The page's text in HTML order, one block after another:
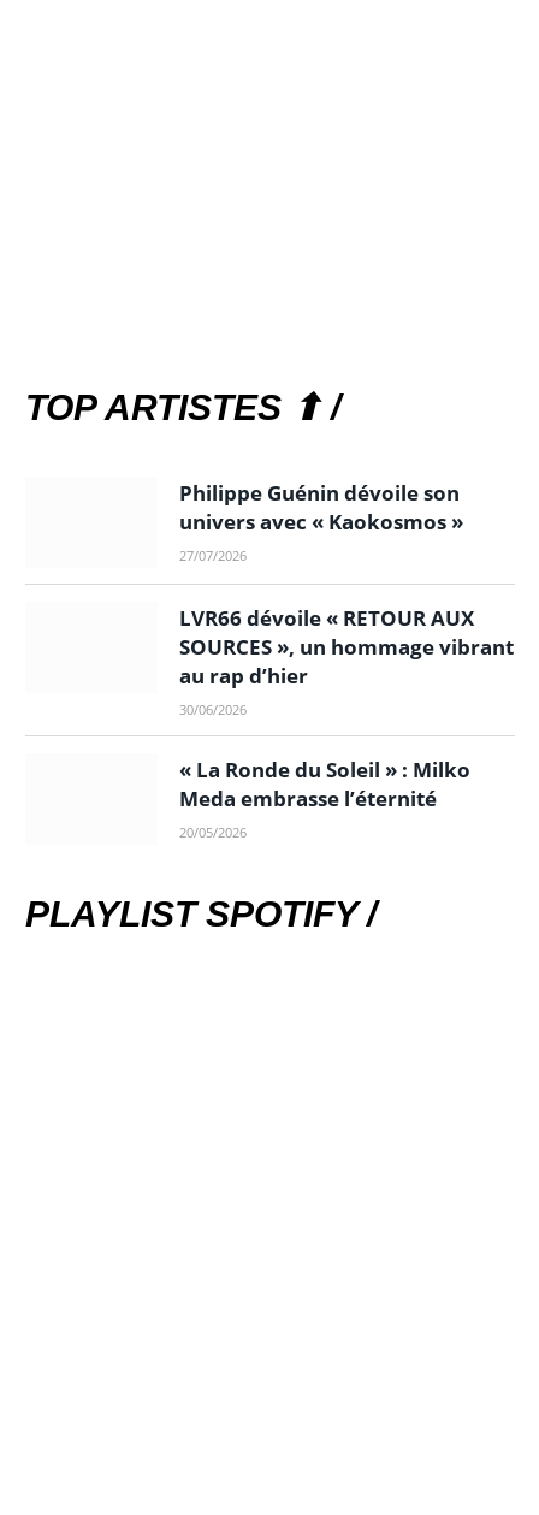
TOP ARTISTES ⬆ /
Philippe Guénin dévoile son
univers avec « Kaokosmos »
27/07/2026
LVR66 dévoile « RETOUR AUX
SOURCES », un hommage vibrant
au rap d’hier
30/06/2026
« La Ronde du Soleil » : Milko
Meda embrasse l’éternité
20/05/2026
PLAYLIST SPOTIFY /